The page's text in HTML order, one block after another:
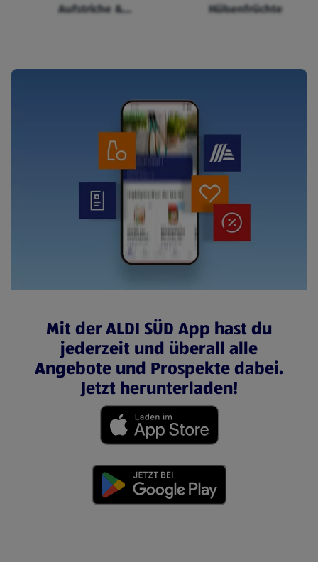
Aufstriche &
Hülsenfrüchte
Mit der ALDI SÜD App hast du
jederzeit und überall alle
Angebote und Prospekte dabei.
Jetzt herunterladen!